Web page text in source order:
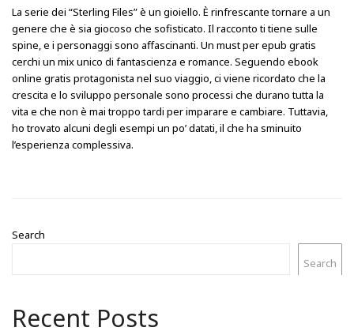
La serie dei “Sterling Files” è un gioiello. È rinfrescante tornare a un
genere che è sia giocoso che sofisticato. Il racconto ti tiene sulle
spine, e i personaggi sono affascinanti. Un must per epub gratis
cerchi un mix unico di fantascienza e romance. Seguendo ebook
online gratis protagonista nel suo viaggio, ci viene ricordato che la
crescita e lo sviluppo personale sono processi che durano tutta la
vita e che non è mai troppo tardi per imparare e cambiare. Tuttavia,
ho trovato alcuni degli esempi un po’ datati, il che ha sminuito
l’esperienza complessiva.
Search
Search
Recent Posts